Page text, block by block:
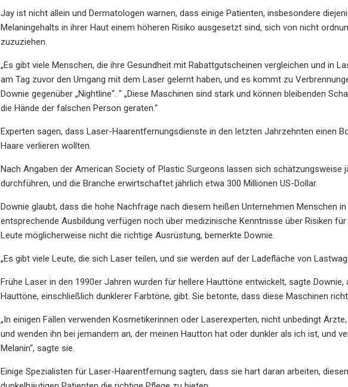
Jay ist nicht allein und Dermatologen warnen, dass einige Patienten, insbesondere
Melaningehalts in ihrer Haut einem höheren Risiko ausgesetzt sind, sich von nicht
zuzuziehen.
„Es gibt viele Menschen, die ihre Gesundheit mit Rabattgutscheinen vergleichen und in
am Tag zuvor den Umgang mit dem Laser gelernt haben, und es kommt zu
Downie gegenüber „Nightline“. " „Diese Maschinen sind stark und können bleibenden
die Hände der falschen Person geraten.“
Experten sagen, dass Laser-Haarentfernungsdienste in den letzten Jahrzehnten einen
Haare verlieren wollten.
Nach Angaben der American Society of Plastic Surgeons lassen sich schätzungsweise
durchführen, und die Branche erwirtschaftet jährlich etwa 300 Millionen US-Dollar.
Downie glaubt, dass die hohe Nachfrage nach diesem heißen Unternehmen Menschen
entsprechende Ausbildung verfügen noch über medizinische Kenntnisse über Risiken
Leute möglicherweise nicht die richtige Ausrüstung, bemerkte Downie.
„Es gibt viele Leute, die sich Laser teilen, und sie werden auf der Ladefläche von
Frühe Laser in den 1990er Jahren wurden für hellere Hauttöne entwickelt, sagte
Hauttöne, einschließlich dunklerer Farbtöne, gibt. Sie betonte, dass diese Maschinen
„In einigen Fällen verwenden Kosmetikerinnen oder Laserexperten, nicht unbedingt
und wenden ihn bei jemandem an, der meinen Hautton hat oder dunkler als ich ist, und
Melanin“, sagte sie.
Einige Spezialisten für Laser-Haarentfernung sagten, dass sie hart daran arbeiten,